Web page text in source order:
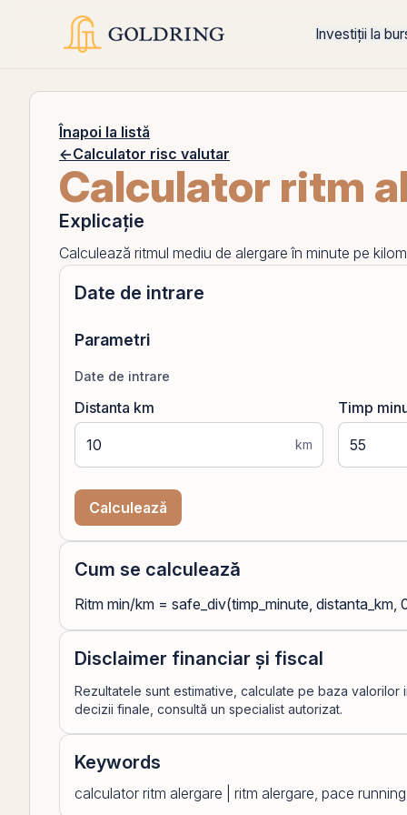
Investiții la
Înapoi la listă
←Calculator risc valutar
Calculator ritm
Explicație
Calculează ritmul mediu de alergare în minute pe
Date de intrare
Parametri
Date de intrare
Distanta km
km
Timp
Calculează
Cum se calculează
Ritm min/km = safe_div(timp_minute, distanta_km,
Disclaimer financiar și fiscal
Rezultatele sunt estimative, calculate pe baza
decizii finale, consultă un specialist autorizat.
Keywords
calculator ritm alergare | ritm alergare, pace